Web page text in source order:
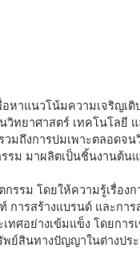
หาแนวโน้มความเจริญเ
ทยาศาสตร์ เทคโนโลยี
มถึงการบ่มเพาะตลอดจ
รม มาผลิตเป็นชิ้นงานต้น
รรม โดยให้ความรู้เรื่องก
ารสร้างแบรนด์ และกา
ทศอย่างเข้มแข็ง โดยการ
ย์สินทางปัญญาในต่างปร